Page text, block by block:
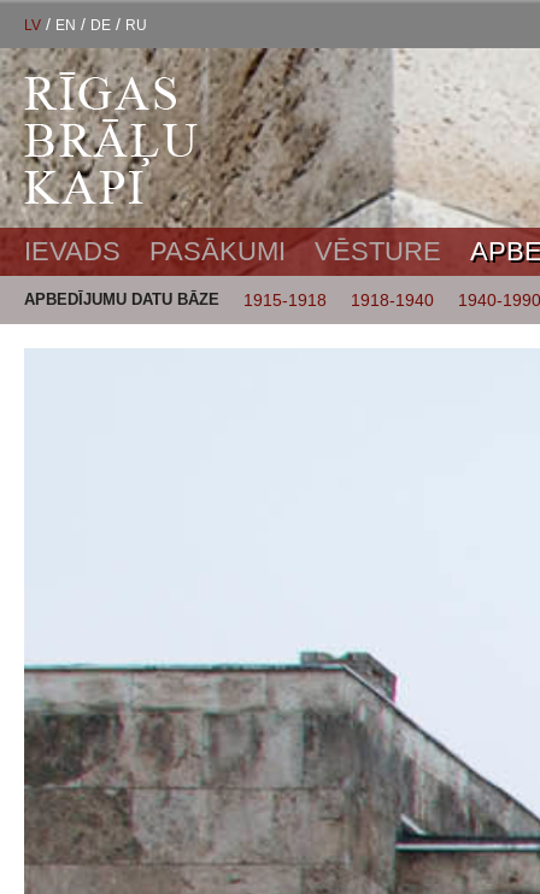
LV / EN / DE / RU
IEVADS PASĀKUMI VĒSTURE
APBEDĪJUMU DATU BĀZE 1915-1918 1918-1940 1940-1990